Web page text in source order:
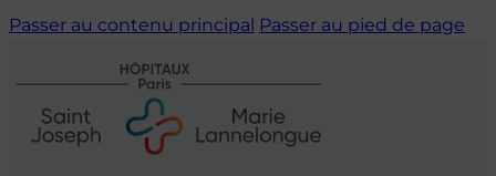
Passer au contenu principal Passer au pied de page